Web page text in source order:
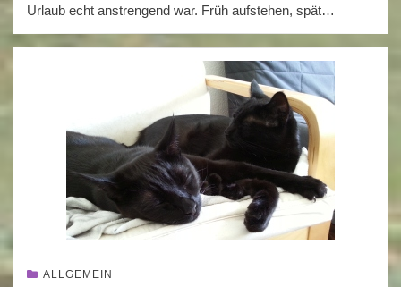
Urlaub echt anstrengend war. Früh aufstehen, spät…
ALLGEMEIN